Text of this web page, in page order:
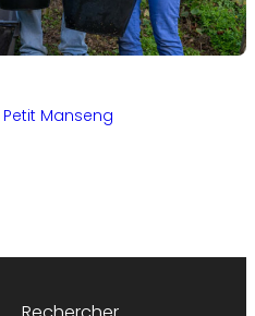
Petit Manseng